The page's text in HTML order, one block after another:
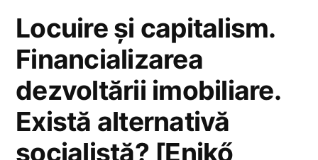
Locuire și capitalism.
Financializarea
dezvoltării imobiliare.
Există alternativă
socialistă? [Enikő